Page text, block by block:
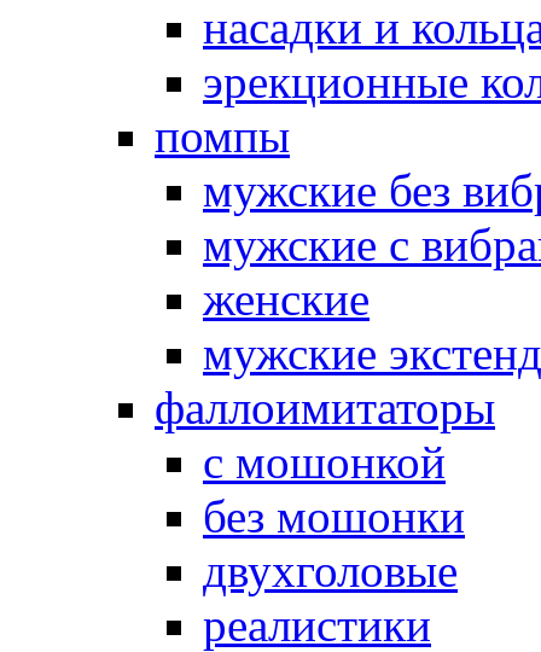
насадки и
эрекционные
помпы
мужские без
мужские с
женские
мужские
фаллоимитаторы
с мошонкой
без мошонки
двухголовые
реалистики